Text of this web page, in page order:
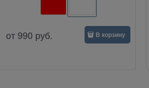
от 990 руб. В корзину